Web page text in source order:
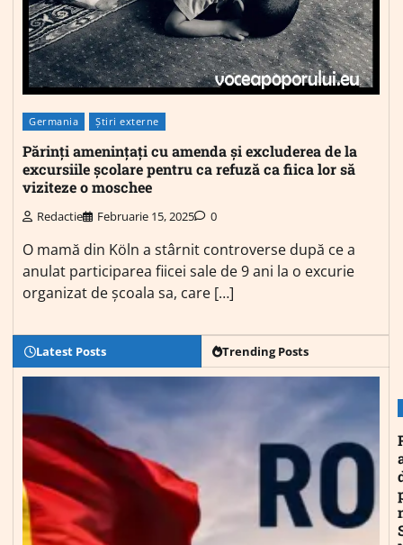
Germania Știri externe
Părinți amenințați cu amenda și excluderea de la
excursiile școlare pentru ca refuză ca fiica lor să
viziteze o moschee
Redactie Februarie 15, 2025 0
O mamă din Köln a stârnit controverse după ce a
anulat participarea fiicei sale de 9 ani la o excurie
organizat de școala sa, care […]
Latest Posts Trending Posts